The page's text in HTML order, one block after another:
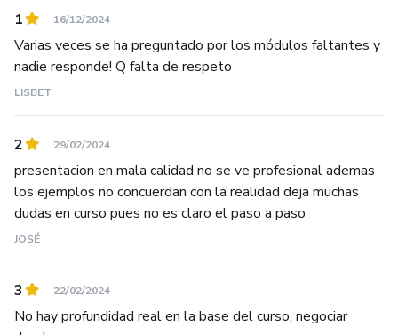
1 16/12/2024
Varias veces se ha preguntado por los módulos faltantes y
nadie responde! Q falta de respeto
LISBET
2 29/02/2024
presentacion en mala calidad no se ve profesional ademas
los ejemplos no concuerdan con la realidad deja muchas
dudas en curso pues no es claro el paso a paso
JOSÉ
3 22/02/2024
No hay profundidad real en la base del curso, negociar